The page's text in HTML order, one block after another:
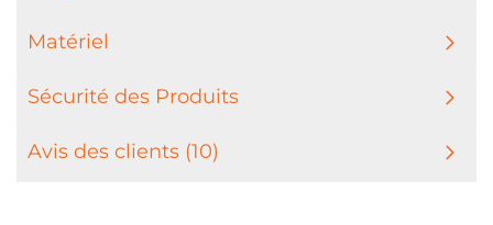
Matériel
Sécurité des Produits
Avis des clients (10)